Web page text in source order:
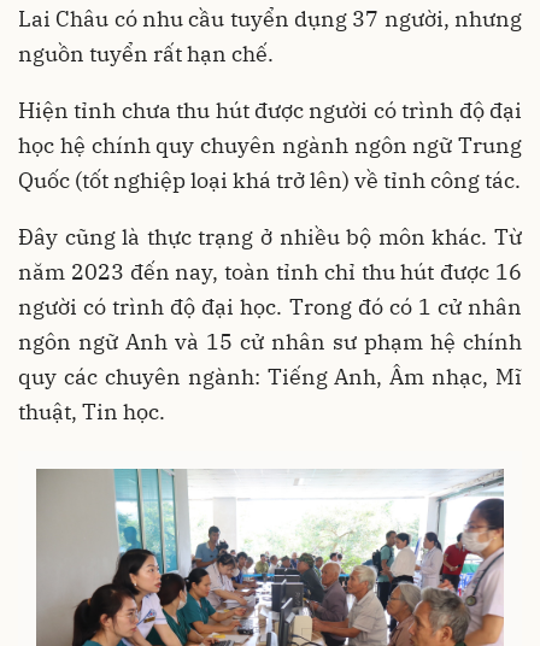
Lai Châu có nhu cầu tuyển dụng 37 người, nhưng
nguồn tuyển rất hạn chế.
Hiện tỉnh chưa thu hút được người có trình độ đại
học hệ chính quy chuyên ngành ngôn ngữ Trung
Quốc (tốt nghiệp loại khá trở lên) về tỉnh công tác.
Đây cũng là thực trạng ở nhiều bộ môn khác. Từ
năm 2023 đến nay, toàn tỉnh chỉ thu hút được 16
người có trình độ đại học. Trong đó có 1 cử nhân
ngôn ngữ Anh và 15 cử nhân sư phạm hệ chính
quy các chuyên ngành: Tiếng Anh, Âm nhạc, Mĩ
thuật, Tin học.